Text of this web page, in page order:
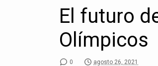
El futuro
Olímpicos
0 agosto 26, 2021